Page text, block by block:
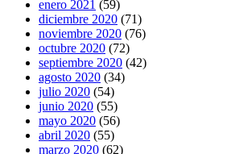
enero 2021 (59)
diciembre 2020 (71)
noviembre 2020 (76)
octubre 2020 (72)
septiembre 2020 (42)
agosto 2020 (34)
julio 2020 (54)
junio 2020 (55)
mayo 2020 (56)
abril 2020 (55)
marzo 2020 (62)